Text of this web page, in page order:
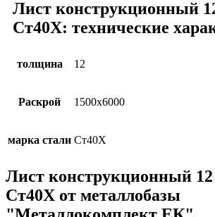
Лист конструкционный
Ст40Х: технические
толщина 12
Раскрой 1500х6000
марка стали Ст40Х
Лист конструкционный 12
Ст40Х от металлобазы